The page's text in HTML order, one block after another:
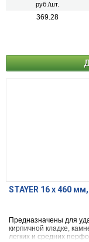
руб./шт.
369.28
STAYER 16 x 460
Предназначены для
кирпичной кладке,
легких и средних